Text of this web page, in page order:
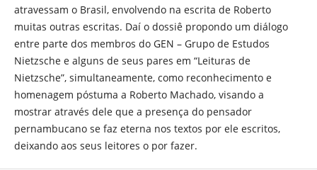
atravessam o Brasil, envolvendo na escrita de Roberto
muitas outras escritas. Daí o dossiê propondo um diálogo
entre parte dos membros do GEN – Grupo de Estudos
Nietzsche e alguns de seus pares em “Leituras de
Nietzsche”, simultaneamente, como reconhecimento e
homenagem póstuma a Roberto Machado, visando a
mostrar através dele que a presença do pensador
pernambucano se faz eterna nos textos por ele escritos,
deixando aos seus leitores o por fazer.